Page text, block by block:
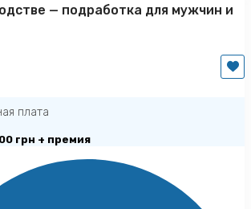
— подработка для мужчин и
плата
грн + премия